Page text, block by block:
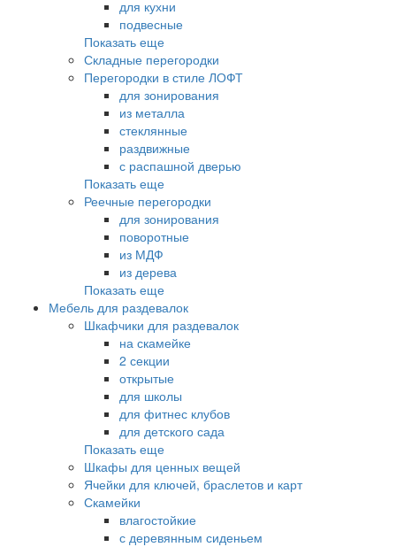
для кухни
подвесные
Показать еще
Складные перегородки
Перегородки в стиле ЛОФТ
для зонирования
из металла
стеклянные
раздвижные
с распашной дверью
Показать еще
Реечные перегородки
для зонирования
поворотные
из МДФ
из дерева
Показать еще
Мебель для раздевалок
Шкафчики для раздевалок
на скамейке
2 секции
открытые
для школы
для фитнес клубов
для детского сада
Показать еще
Шкафы для ценных вещей
Ячейки для ключей, браслетов и карт
Скамейки
влагостойкие
с деревянным сиденьем